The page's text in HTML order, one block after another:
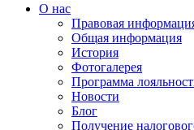
О нас
Правовая
Общая информация
История
Фотогалерея
Программа
Новости
Блог
Получение